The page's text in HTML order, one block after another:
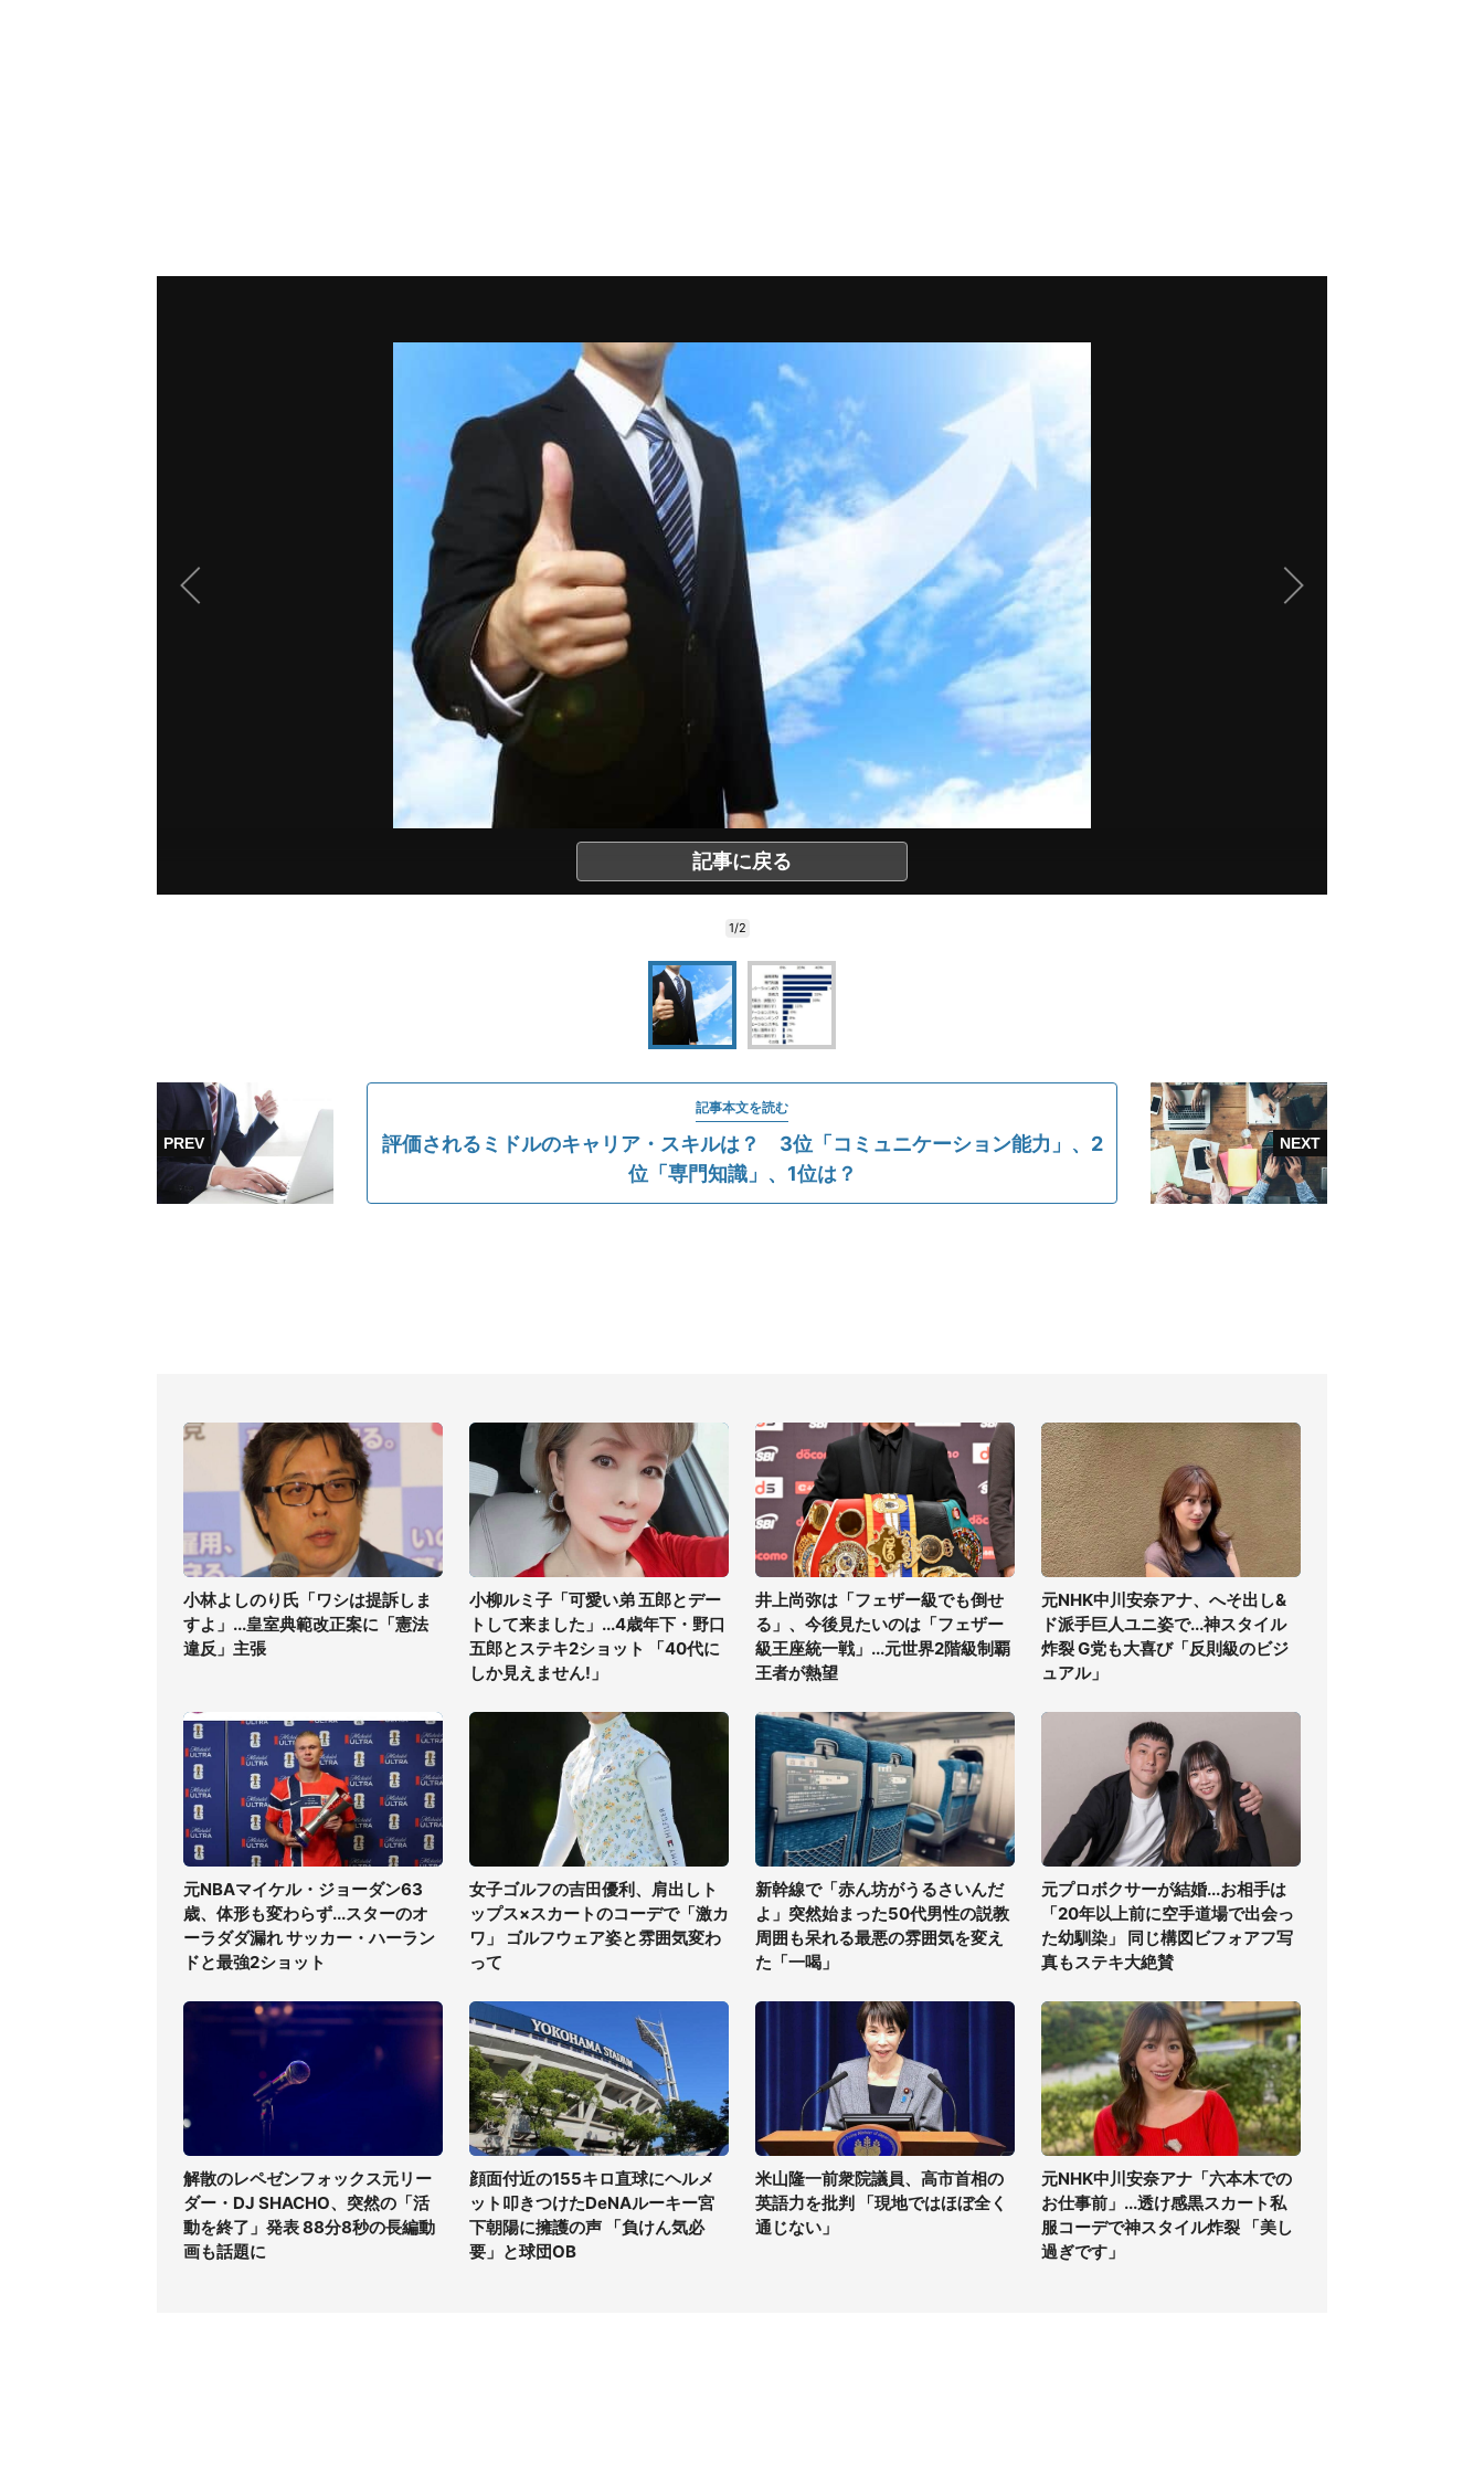
記事に戻る
1/2
記事本文を読む
評価されるミドルのキャリア・スキルは？ 3位「コミュニケーション能力」、2
位「専門知識」、1位は？
小林よしのり氏「ワシは提訴しま
すよ」...皇室典範改正案に「憲法
違反」主張
小柳ルミ子「可愛い弟 五郎とデー
トして来ました」...4歳年下・野口
五郎とステキ2ショット 「40代に
しか見えません!」
井上尚弥は「フェザー級でも倒せ
る」、今後見たいのは「フェザー
級王座統一戦」...元世界2階級制覇
王者が熱望
元NHK中川安奈アナ、へそ出し&
ド派手巨人ユニ姿で...神スタイル
炸裂 G党も大喜び「反則級のビジ
ュアル」
元NBAマイケル・ジョーダン63
歳、体形も変わらず...スターのオ
ーラダダ漏れ サッカー・ハーラン
ドと最強2ショット
女子ゴルフの吉田優利、肩出しト
ップス×スカートのコーデで「激カ
ワ」 ゴルフウェア姿と雰囲気変わ
って
新幹線で「赤ん坊がうるさいんだ
よ」突然始まった50代男性の説教
周囲も呆れる最悪の雰囲気を変え
た「一喝」
元プロボクサーが結婚...お相手は
「20年以上前に空手道場で出会っ
た幼馴染」 同じ構図ビフォアフ写
真もステキ大絶賛
解散のレペゼンフォックス元リー
ダー・DJ SHACHO、突然の「活
動を終了」発表 88分8秒の長編動
画も話題に
顔面付近の155キロ直球にヘルメ
ット叩きつけたDeNAルーキー宮
下朝陽に擁護の声 「負けん気必
要」と球団OB
米山隆一前衆院議員、高市首相の
英語力を批判 「現地ではほぼ全く
通じない」
元NHK中川安奈アナ「六本木での
お仕事前」...透け感黒スカート私
服コーデで神スタイル炸裂 「美し
過ぎです」